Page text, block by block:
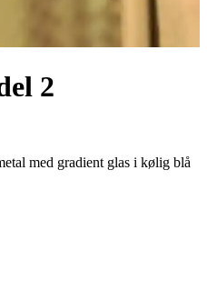
2
med gradient glas i kølig blå